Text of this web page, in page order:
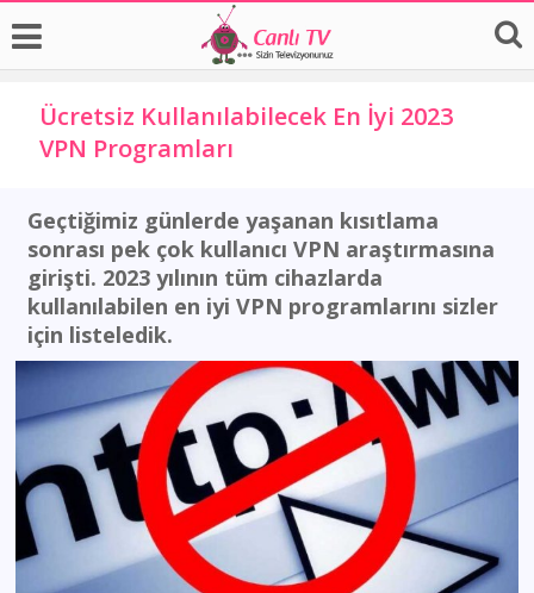
Ücretsiz Kullanılabilecek En İyi 2023
VPN Programları
Geçtiğimiz günlerde yaşanan kısıtlama
sonrası pek çok kullanıcı VPN araştırmasına
girişti. 2023 yılının tüm cihazlarda
kullanılabilen en iyi VPN programlarını sizler
için listeledik.